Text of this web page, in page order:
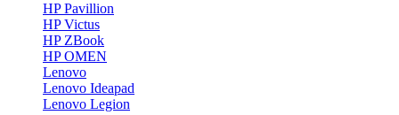
HP Pavillion
HP Victus
HP ZBook
HP OMEN
Lenovo
Lenovo Ideapad
Lenovo Legion